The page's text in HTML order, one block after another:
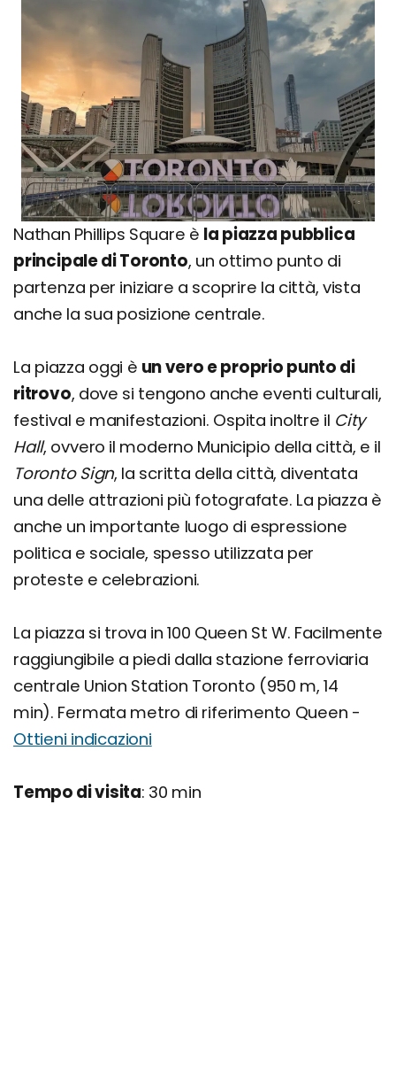
Nathan Phillips Square è la piazza pubblica
principale di Toronto, un ottimo punto di
partenza per iniziare a scoprire la città, vista
anche la sua posizione centrale.
La piazza oggi è un vero e proprio punto di
ritrovo, dove si tengono anche eventi culturali,
festival e manifestazioni. Ospita inoltre il City
Hall, ovvero il moderno Municipio della città, e il
Toronto Sign, la scritta della città, diventata
una delle attrazioni più fotografate. La piazza è
anche un importante luogo di espressione
politica e sociale, spesso utilizzata per
proteste e celebrazioni.
La piazza si trova in 100 Queen St W. Facilmente
raggiungibile a piedi dalla stazione ferroviaria
centrale Union Station Toronto (950 m, 14
min). Fermata metro di riferimento Queen -
Ottieni indicazioni
Tempo di visita: 30 min